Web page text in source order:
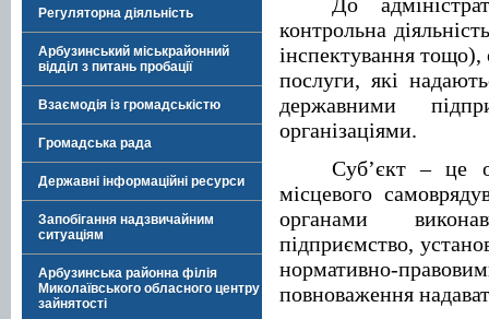
Регуляторна діяльність
Арбузинський міськрайонний
відділ з питань пробації
Взаємодія із громадськістю
Громадська рада
Державні інформаційні ресурси
Запобігання надзвичайним
ситуаціям
Арбузинська районна філія
Миколаївського обласного центру
зайнятості
контрольна
інспектування тощо),
послуги, які
державними
організаціями.
Суб’єкт – це
місцевого
органами
підприємство,
нормативно-
повноваження